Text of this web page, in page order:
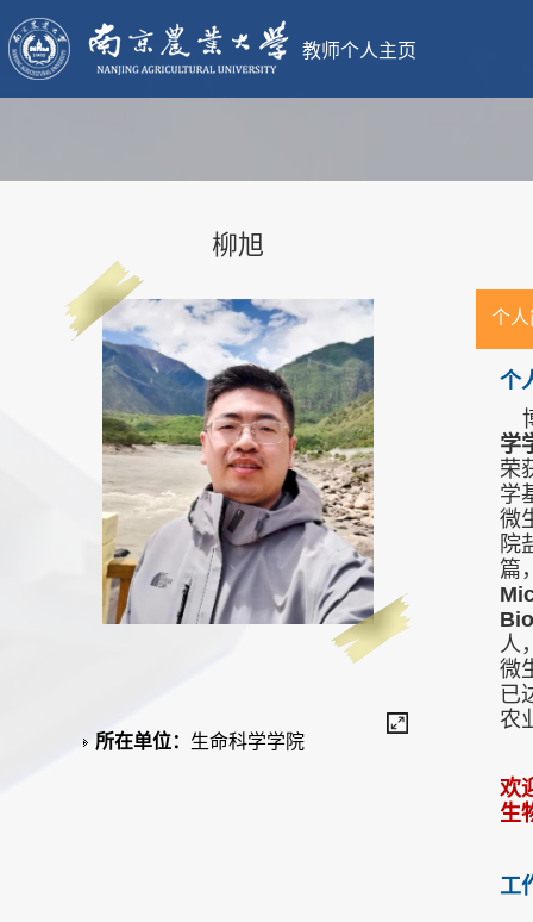
教师个人主页
柳旭
所在单位： 生命科学学院
个
个
学
荣
学
微
院
篇
人
微
已
农
欢
生
工